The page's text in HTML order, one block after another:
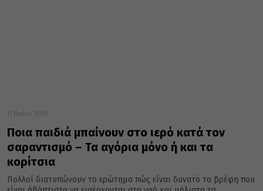
11 Μαΐου 2019
Ποια παιδιά μπαίνουν στο ιερό κατά τον
σαραντισμό – Τα αγόρια μόνο ή και τα
κορίτσια
Πολλοί διατυπώνουν το ερώτημα πώς είναι δυνατό τα βρέφη που